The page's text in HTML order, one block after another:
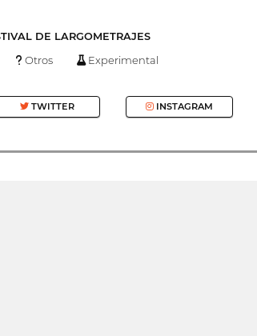
DE LARGOMETRAJES
Otros Experimental
TWITTER INSTAGRAM